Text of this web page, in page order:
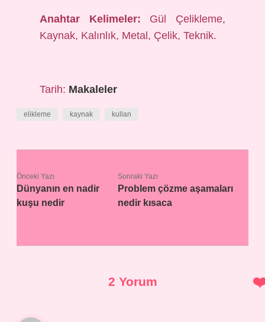
Anahtar Kelimeler: Gül Çelikleme,
Kaynak, Kalınlık, Metal, Çelik, Teknik.
Tarih: Makaleler
elikleme kaynak kullan
Önceki Yazı
Dünyanın en nadir
kuşu nedir
Sonraki Yazı
Problem çözme aşamaları
nedir kısaca
2 Yorum